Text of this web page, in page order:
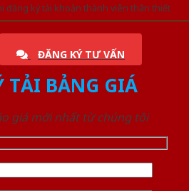
đăng ký tài khoản thành viên thân thiết
ĐĂNG KÝ TƯ VẤN
TẢI BẢNG GIÁ
giá mới nhất từ chúng tôi